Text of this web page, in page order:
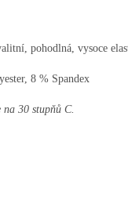
pohodlná, vysoce
8 % Spandex
30 stupňů C.